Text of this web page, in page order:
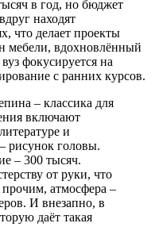
в год, но бюджет
находят
что делает проекты
мебели, вдохновлённый
фокусируется на
с ранних курсов.
– классика для
включают
и
рисунок головы.
– 300 тысяч.
от руки, что
атмосфера –
И внезапно, в
даёт такая